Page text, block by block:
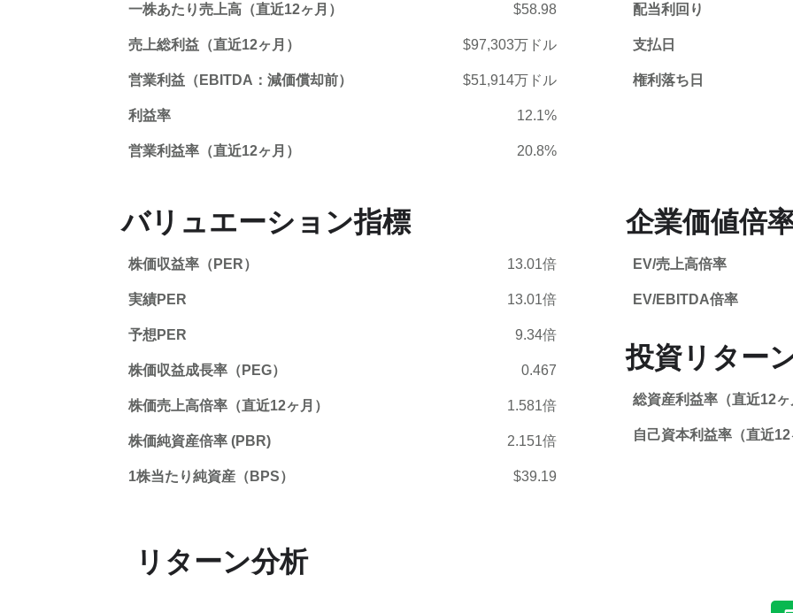
一株あたり売上高（直近12ヶ月） $58.98
売上総利益（直近12ヶ月） $97,303万ドル
営業利益（EBITDA：減価償却前） $51,914万ドル
利益率 12.1%
営業利益率（直近12ヶ月） 20.8%
配当利回り
支払日
権利落ち日
バリュエーション指標
株価収益率（PER） 13.01倍
実績PER 13.01倍
予想PER 9.34倍
株価収益成長率（PEG） 0.467
株価売上高倍率（直近12ヶ月） 1.581倍
株価純資産倍率 (PBR) 2.151倍
1株当たり純資産（BPS） $39.19
企業価値倍率
EV/売上高倍率
EV/EBITDA倍率
投資リター
総資産利益率（直近12ヶ
自己資本利益率（直近12
リターン分析